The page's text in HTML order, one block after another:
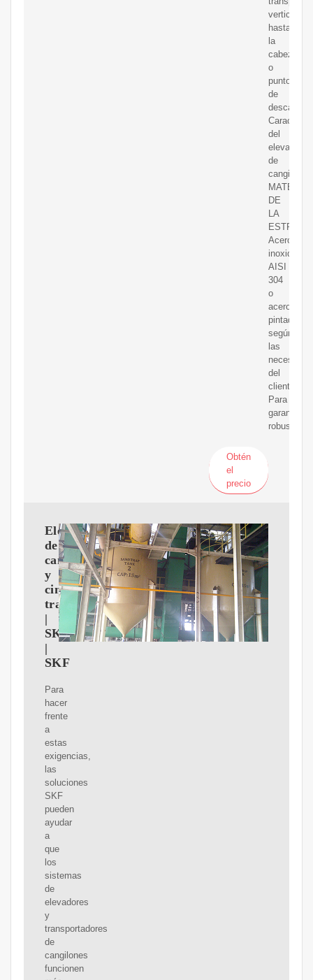
hasta
la
cabeza
o
punto
de
descarga.
del
elevador
de
cangilones
MATERIAL
DE
LA
Acero
inoxidable
AISI
304
o
acero
pintado,
según
las
del
cliente.
Para
garantizar
robustez
Obtén
el
precio
Elevadores
de
cangilones
y
cintas
transportadoras
|
SKF
|
SKF
Para
hacer
frente
a
estas
exigencias,
las
soluciones
SKF
pueden
ayudar
a
que
los
sistemas
de
elevadores
y
transportadores
de
cangilones
funcionen